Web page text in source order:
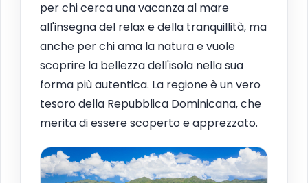
per chi cerca una vacanza al mare
all'insegna del relax e della tranquillità, ma
anche per chi ama la natura e vuole
scoprire la bellezza dell'isola nella sua
forma più autentica. La regione è un vero
tesoro della Repubblica Dominicana, che
merita di essere scoperto e apprezzato.